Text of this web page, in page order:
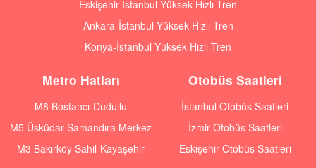
Eskişehir-İstanbul Yüksek Hızlı Tren
Ankara-İstanbul Yüksek Hızlı Tren
Konya-İstanbul Yüksek Hızlı Tren
Metro Hatları
M8 Bostancı-Dudullu
M5 Üsküdar-Samandıra Merkez
M3 Bakırköy Sahil-Kayaşehir
Otobüs Saatleri
İstanbul Otobüs Saatleri
İzmir Otobüs Saatleri
Eskişehir Otobüs Saatleri